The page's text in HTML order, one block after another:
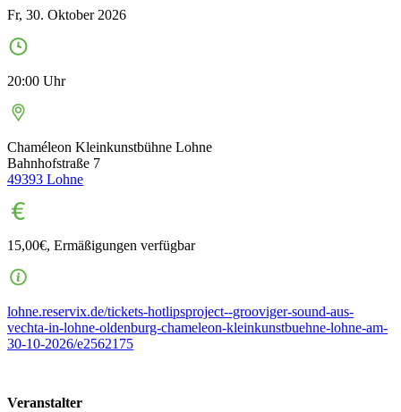
Fr, 30. Oktober 2026
20:00 Uhr
Chaméleon Kleinkunstbühne Lohne
Bahnhofstraße 7
49393 Lohne
15,00€, Ermäßigungen verfügbar
lohne.reservix.de/tickets-hotlipsproject--grooviger-sound-aus-
vechta-in-lohne-oldenburg-chameleon-kleinkunstbuehne-lohne-am-
30-10-2026/e2562175
Veranstalter